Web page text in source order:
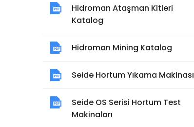
Hidroman Ataşman Kitleri
Katalog
Hidroman Mining Katalog
Seide Hortum Yıkama Makinası
Seide OS Serisi Hortum Test
Makinaları